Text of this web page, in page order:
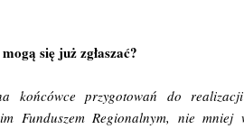
się już zgłaszać?
końcówce przygotowań do
Funduszem Regionalnym, nie mniej